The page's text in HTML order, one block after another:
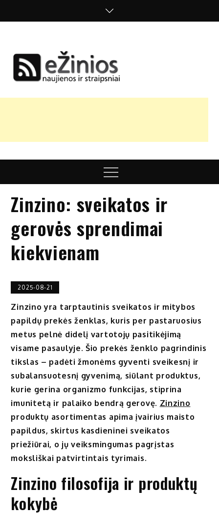
nuomonės
Menu
Zinzino: sveikatos ir
gerovės sprendimai
kiekvienam
2025-08-21
Zinzino yra tarptautinis sveikatos ir mitybos
papildų prekės ženklas, kuris per pastaruosius
metus pelnė didelį vartotojų pasitikėjimą
visame pasaulyje. Šio prekės ženklo pagrindinis
tikslas – padėti žmonėms gyventi sveikesnį ir
subalansuotesnį gyvenimą, siūlant produktus,
kurie gerina organizmo funkcijas, stiprina
imunitetą ir palaiko bendrą gerovę. Zinzino
produktų asortimentas apima įvairius maisto
papildus, skirtus kasdieninei sveikatos
priežiūrai, o jų veiksmingumas pagrįstas
moksliškai patvirtintais tyrimais.
Zinzino filosofija ir produktų
kokybė